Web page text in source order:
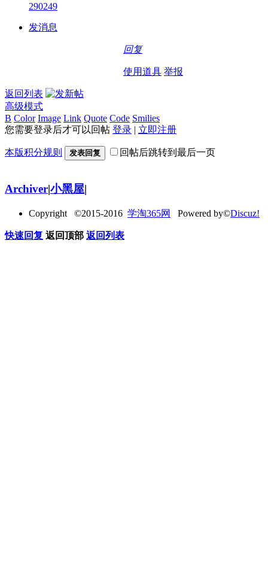
290249
发消息
回复
使用道具 举报
返回列表
高级模式
B Color Image Link Quote Code Smilies
您需要登录后才可以回帖 登录 | 立即注册
本版积分规则 发表回复 回帖后跳转到最后一页
Archiver|小黑屋|
Copyright ©2015-2016 学淘365网 Powered by©Discuz!
快速回复 返回顶部 返回列表